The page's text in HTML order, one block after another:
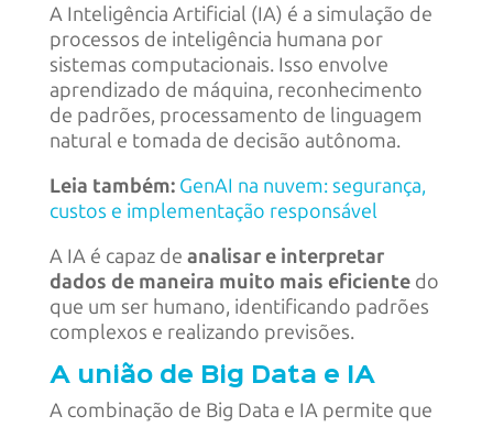
A Inteligência Artificial (IA) é a simulação de
processos de inteligência humana por
sistemas computacionais. Isso envolve
aprendizado de máquina, reconhecimento
de padrões, processamento de linguagem
natural e tomada de decisão autônoma.
Leia também: GenAI na nuvem: segurança,
custos e implementação responsável
A IA é capaz de analisar e interpretar
dados de maneira muito mais eficientedo
que um ser humano, identificando padrões
complexos e realizando previsões.
A união de Big Data e IA
A combinação de Big Data e IA permite que